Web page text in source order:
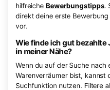
hilfreiche Bewerbungstipps.
direkt deine erste
vor.
Wie finde ich gut bezahlte
in meiner Nähe?
Wenn du auf der Suche
Warenverräumer bist, kannst
Suchfunktion nutzen. Filtere